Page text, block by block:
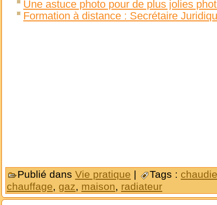
Une astuce photo pour de plus jolies
Formation à distance : Secrétaire
Publié dans Vie pratique | Tags :
chauffage, gaz, maison, radiateur